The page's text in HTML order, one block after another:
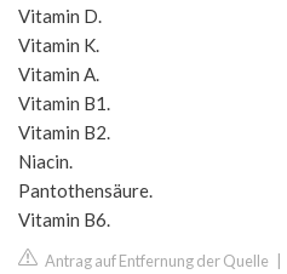
Vitamin D.
Vitamin K.
Vitamin A.
Vitamin B1.
Vitamin B2.
Niacin.
Pantothensäure.
Vitamin B6.
Antrag auf Entfernung der Quelle